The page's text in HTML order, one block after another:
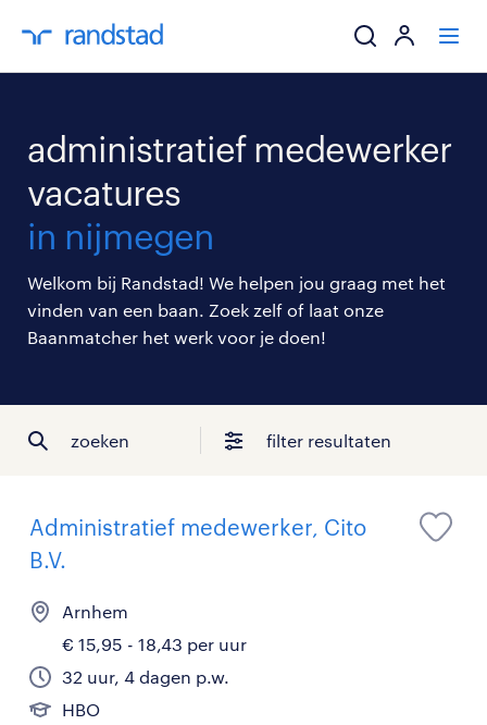
ik zoek een
over randstad
administratief medewerker
vacatures
in nijmegen
Welkom bij Randstad! We helpen jou graag met het
vinden van een baan. Zoek zelf of laat onze
Baanmatcher het werk voor je doen!
zoeken filter resultaten
Administratief medewerker, Cito
B.V.
Arnhem
€ 15,95 - 18,43 per uur
32 uur, 4 dagen p.w.
HBO